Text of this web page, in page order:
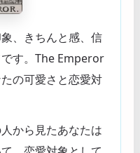
、きちんと感、信
す。The Emperor
の可愛さと恋愛対
から見たあなたは